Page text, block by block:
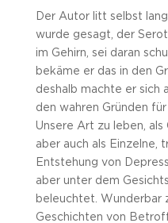
Der Autor litt selbst
wurde gesagt, der
im Gehirn, sei daran
bekäme er das in den
deshalb machte er sich
den wahren Gründen
Unsere Art zu leben, als
aber auch als Einzelne,
Entstehung von
aber unter dem
beleuchtet. Wunderbar
Geschichten von